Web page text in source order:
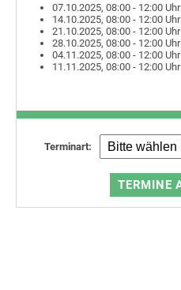
07.10.2025, 08:00 - 12:00 Uhr
14.10.2025, 08:00 - 12:00 Uhr
21.10.2025, 08:00 - 12:00 Uhr
28.10.2025, 08:00 - 12:00 Uhr
04.11.2025, 08:00 - 12:00 Uhr
11.11.2025, 08:00 - 12:00 Uhr
Terminart: